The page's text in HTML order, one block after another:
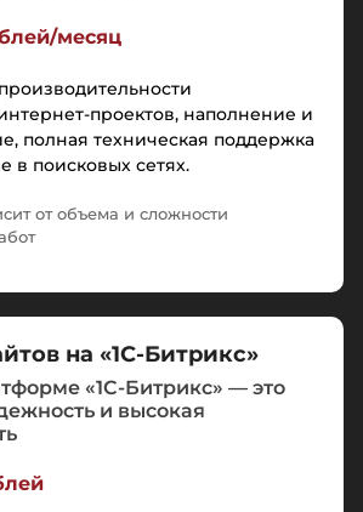
месяц
проектов, наполнение и
полная техническая поддержка
в поисковых сетях.
от объема и сложности
на «1С-Битрикс»
«1С-Битрикс» — это
и высокая